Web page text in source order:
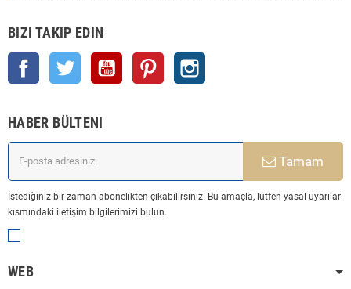
BIZI TAKIP EDIN
Facebook Twitter YouTube Pinterest
HABER BÜLTENI
Tamam
İstediğiniz bir zaman abonelikten çıkabilirsiniz. Bu amaçla, lütfen yasal uyarılar
kısmındaki iletişim bilgilerimizi bulun.
WEB